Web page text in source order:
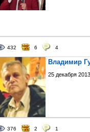
432 6 4
Владимир
25 декабря
376 2 1